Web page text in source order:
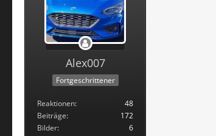
Alex007
Fortgeschrittener
Reaktionen
48
Beiträge
172
Bilder
6